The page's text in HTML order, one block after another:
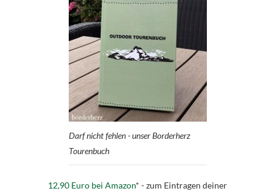
Darf nicht fehlen - unser Borderherz
Tourenbuch
12,90 Euro bei Amazon* - zum Eintragen deiner